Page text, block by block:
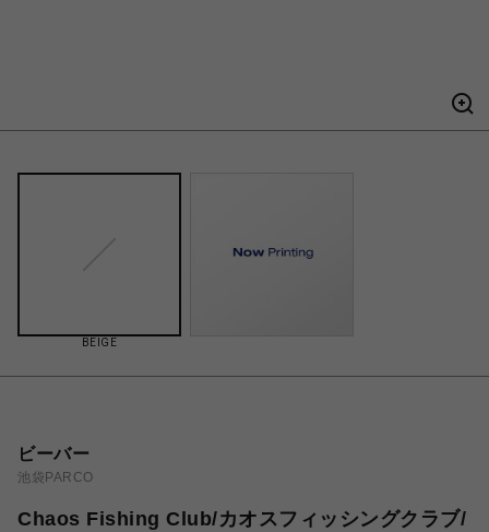
BEIGE
ビーバー
池袋PARCO
Chaos Fishing Club/カオスフィッシングクラブ/